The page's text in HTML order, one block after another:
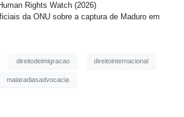
Rights Watch (2026)
da ONU sobre a captura de Maduro em
direitodeimigracao direitointernacional
maiaradiasadvocacia